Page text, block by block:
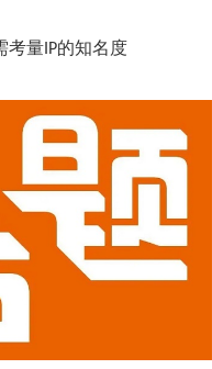
考量IP的知名度